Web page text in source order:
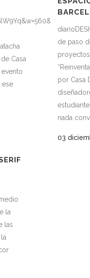
Casa
ese
de paso
por Casa
nada
03
la
las